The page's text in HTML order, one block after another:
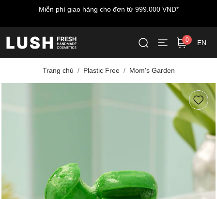
từ 999.000 VNĐ*
Miễn phí vận chuyển cho đơn
0 EN
Trang chủ Plastic Free Mom's Garden